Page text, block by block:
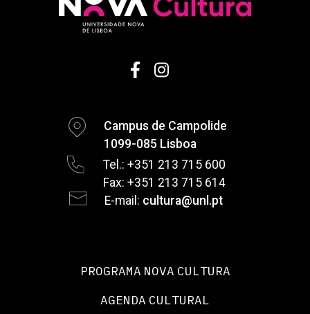
Campus de Campolide
1099-085 Lisboa
Tel.: +351 213 715 600
Fax: +351 213 715 614
E-mail: cultura@unl.pt
PROGRAMA NOVA CULTURA
AGENDA CULTURAL